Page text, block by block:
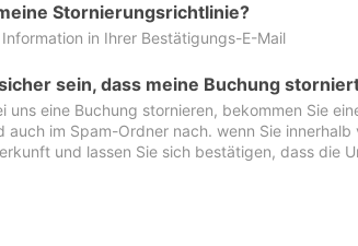
Stornierungsrichtlinie?
in Ihrer Bestätigungs-E-Mail
sein, dass meine Buchung
uns eine Buchung stornieren, bekommen Sie
auch im Spam-Ordner nach. wenn Sie
und lassen Sie sich bestätigen, dass die